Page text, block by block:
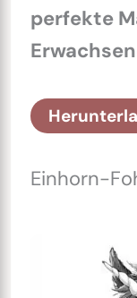
perfekte
Einhorn-